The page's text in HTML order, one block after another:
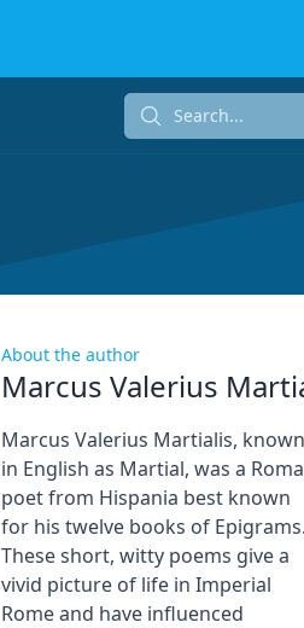
Search...
About the author
Marcus Valerius
Marcus Valerius Martialis, known
in English as Martial, was a
poet from Hispania best known
for his twelve books of Epigrams.
These short, witty poems give a
vivid picture of life in Imperial
Rome and have influenced